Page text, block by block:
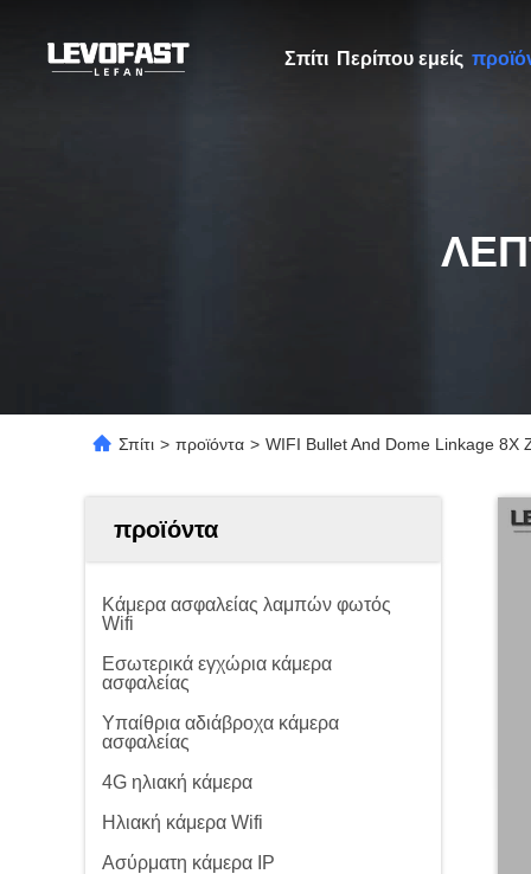
Σπίτι Περίπου εμείς
Σπίτι > προϊόντα > WIFI Bullet And Dome Linkage 8X
προϊόντα
Κάμερα ασφαλείας λαμπών φωτός
Wifi
Εσωτερικά εγχώρια κάμερα
ασφαλείας
Υπαίθρια αδιάβροχα κάμερα
ασφαλείας
4G ηλιακή κάμερα
Ηλιακή κάμερα Wifi
Ασύρματη κάμερα IP